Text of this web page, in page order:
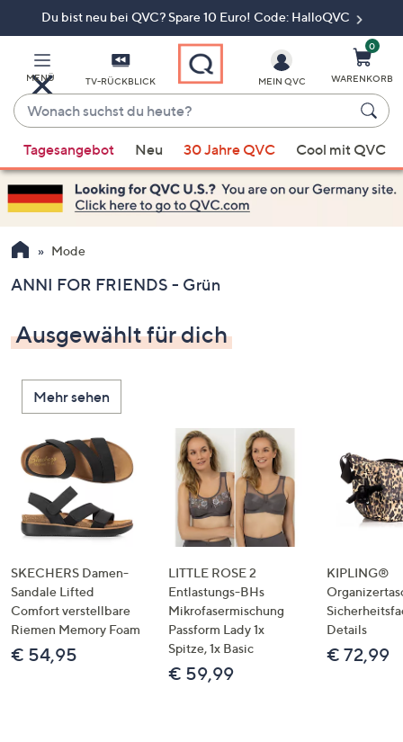
Du bist neu bei QVC? Spare 10 Euro! Code: HalloQVC
MENÜ TV-RÜCKBLICK
Wonach
suchst
du
heute?
Vorschläge
verfügbar
sind,
verwenden
Sie
Pfeiltasten
oben
und
nach
unten
oder
wischen
Sie
Touch-
Geräten
links
bzw.
rechts,
um
diese
MEIN QVC
0
WARENKORB
Tagesangebot Neu 30 Jahre QVC Cool mit QVC
Mode
ANNI FOR FRIENDS - Grün
Ausgewählt für dich
Mehr sehen
SKECHERS Damen-
Sandale Lifted
Comfort verstellbare
Riemen Memory Foam
€ 54,95
LITTLE ROSE 2
Entlastungs-BHs
Mikrofasermischung
Passform Lady 1x
Spitze, 1x Basic
€ 59,99
KIPLING®
Details
€ 72,99